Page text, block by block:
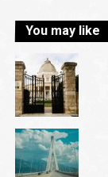
You may like